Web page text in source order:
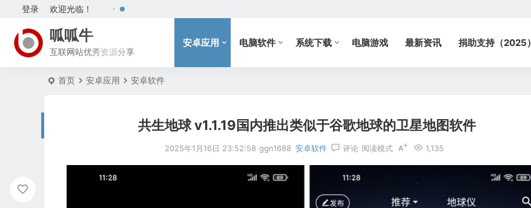
欢迎光临！
登录
呱呱牛
互联网站优秀资源分享
安卓应用 电脑软件 系统下载 电脑游戏 最新资讯 捐助支持（2025）
首页 安卓应用 安卓软件
共生地球 v1.1.19国内推出类似于谷歌地球的卫星地图软件
2025年1月16日 23:52:58 ggn1688 安卓软件 评论 1,135
阅读模式